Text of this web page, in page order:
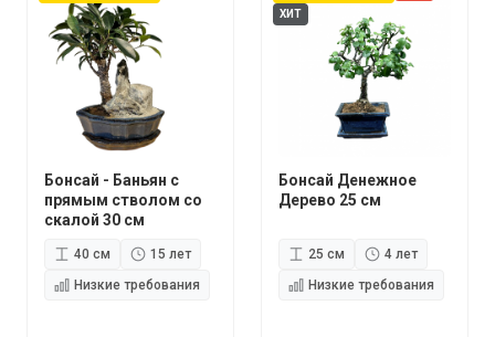
Бонсай - Баньян с
прямым стволом со
скалой 30 см
40 см
15 лет
Низкие требования
ХИТ
Бонсай Денежное
Дерево 25 см
25 см
4 лет
Низкие требования